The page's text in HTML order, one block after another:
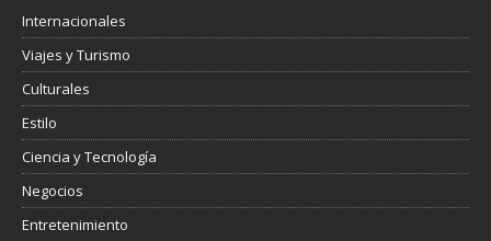
Internacionales
Viajes y Turismo
Culturales
Estilo
Ciencia y Tecnología
Negocios
Entretenimiento